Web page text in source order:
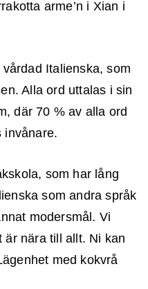
arme’n i Xian i
Italienska, som
Alla ord uttalas i sin
där 70 % av alla ord
invånare.
som har lång
som andra språk
modersmål. Vi
är nära till allt. Ni kan
med kokvrå
Glömt lösenordet